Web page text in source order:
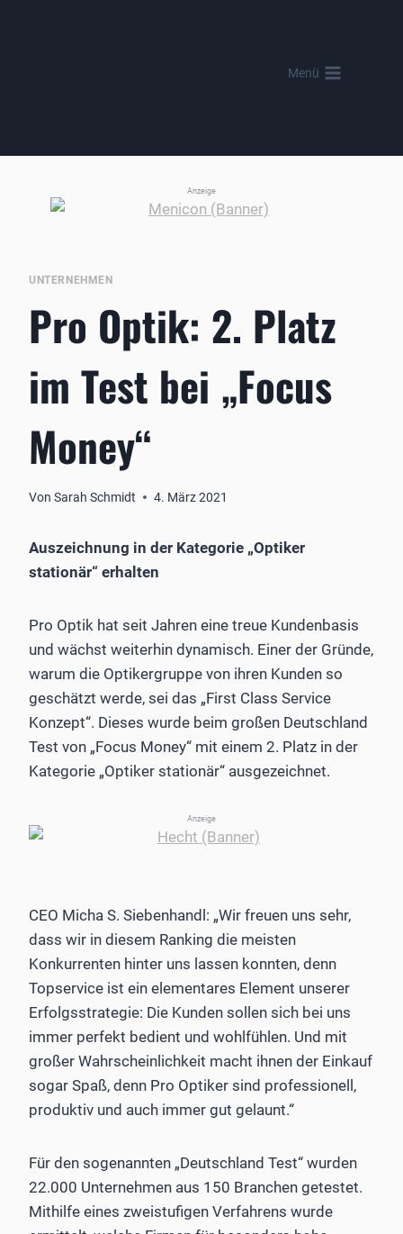
Menü
Anzeige
UNTERNEHMEN
Pro Optik: 2. Platz
im Test bei „Focus
Money“
Von Sarah Schmidt 4. März 2021
Auszeichnung in der Kategorie „Optiker
stationär“ erhalten
Pro Optik hat seit Jahren eine treue Kundenbasis
und wächst weiterhin dynamisch. Einer der Gründe,
warum die Optikergruppe von ihren Kunden so
geschätzt werde, sei das „First Class Service
Konzept“. Dieses wurde beim großen Deutschland
Test von „Focus Money“ mit einem 2. Platz in der
Kategorie „Optiker stationär“ ausgezeichnet.
Anzeige
CEO Micha S. Siebenhandl: „Wir freuen uns sehr,
dass wir in diesem Ranking die meisten
Konkurrenten hinter uns lassen konnten, denn
Topservice ist ein elementares Element unserer
Erfolgsstrategie: Die Kunden sollen sich bei uns
immer perfekt bedient und wohlfühlen. Und mit
großer Wahrscheinlichkeit macht ihnen der Einkauf
sogar Spaß, denn Pro Optiker sind professionell,
produktiv und auch immer gut gelaunt.“
Für den sogenannten „Deutschland Test“ wurden
22.000 Unternehmen aus 150 Branchen getestet.
Mithilfe eines zweistufigen Verfahrens wurde